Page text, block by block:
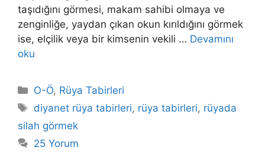
taşıdığını görmesi, makam sahibi olmaya ve
zenginliğe, yaydan çıkan okun kırıldığını görmek
ise, elçilik veya bir kimsenin vekili … Devamını
oku
Kategoriler
O-Ö, Rüya Tabirleri
Etiketler
diyanet rüya tabirleri, rüya tabirleri, rüyada
silah görmek
25 Yorum